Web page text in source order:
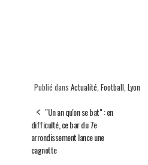
Publié dans Actualité, Football, Lyon
"Un an qu'on se bat" : en
difficulté, ce bar du 7e
arrondissement lance une
cagnotte